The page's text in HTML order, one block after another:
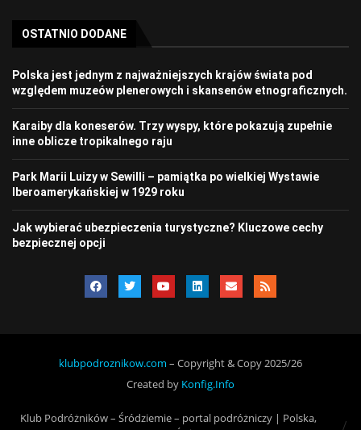
OSTATNIO DODANE
Polska jest jednym z najważniejszych krajów świata pod
względem muzeów plenerowych i skansenów etnograficznych.
Karaiby dla koneserów. Trzy wyspy, które pokazują zupełnie
inne oblicze tropikalnego raju
Park Marii Luizy w Sewilli – pamiątka po wielkiej Wystawie
Iberoamerykańskiej w 1929 roku
Jak wybierać ubezpieczenia turystyczne? Kluczowe cechy
bezpiecznej opcji
klubpodroznikow.com – Copyright & Copy 2025/26
Created by Konfig.Info
Klub Podróżników – Śródziemie – portal podróżniczy | Polska,